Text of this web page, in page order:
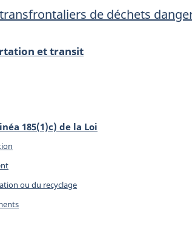
de déchets
et transit
185(1)c) de la Loi
ou du recyclage